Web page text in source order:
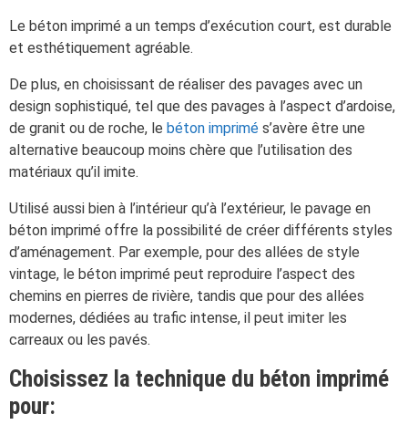
Le béton imprimé a un temps d’exécution court, est durable
et esthétiquement agréable.
De plus, en choisissant de réaliser des pavages avec un
design sophistiqué, tel que des pavages à l’aspect d’ardoise,
de granit ou de roche, le béton imprimé s’avère être une
alternative beaucoup moins chère que l’utilisation des
matériaux qu’il imite.
Utilisé aussi bien à l’intérieur qu’à l’extérieur, le pavage en
béton imprimé offre la possibilité de créer différents styles
d’aménagement. Par exemple, pour des allées de style
vintage, le béton imprimé peut reproduire l’aspect des
chemins en pierres de rivière, tandis que pour des allées
modernes, dédiées au trafic intense, il peut imiter les
carreaux ou les pavés.
Choisissez la technique du béton imprimé
pour: